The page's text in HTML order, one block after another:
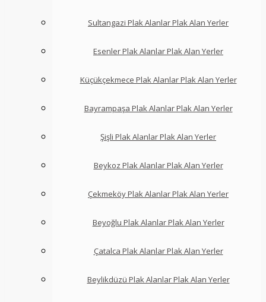
Sultangazi Plak Alanlar Plak Alan Yerler
Esenler Plak Alanlar Plak Alan Yerler
Küçükçekmece Plak Alanlar Plak Alan Yerler
Bayrampaşa Plak Alanlar Plak Alan Yerler
Şişli Plak Alanlar Plak Alan Yerler
Beykoz Plak Alanlar Plak Alan Yerler
Çekmeköy Plak Alanlar Plak Alan Yerler
Beyoğlu Plak Alanlar Plak Alan Yerler
Çatalca Plak Alanlar Plak Alan Yerler
Beylikdüzü Plak Alanlar Plak Alan Yerler